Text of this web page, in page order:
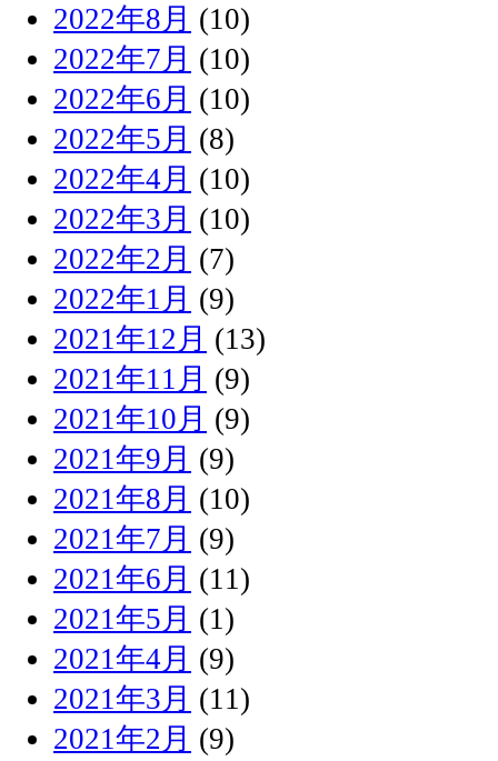
2022年8月 (10)
2022年7月 (10)
2022年6月 (10)
2022年5月 (8)
2022年4月 (10)
2022年3月 (10)
2022年2月 (7)
2022年1月 (9)
2021年12月 (13)
2021年11月 (9)
2021年10月 (9)
2021年9月 (9)
2021年8月 (10)
2021年7月 (9)
2021年6月 (11)
2021年5月 (1)
2021年4月 (9)
2021年3月 (11)
2021年2月 (9)